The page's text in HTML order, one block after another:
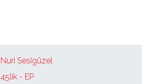
Nuri Sesigüzel
45lik - EP